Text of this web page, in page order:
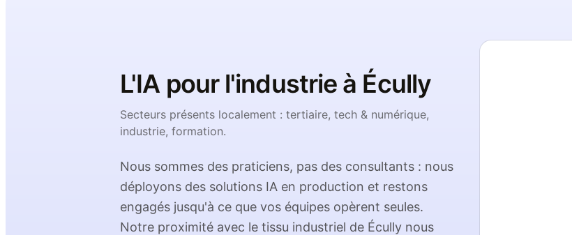
L'IA pour l'industrie à Écully
Secteurs présents localement : tertiaire, tech & numérique,
industrie, formation.
Nous sommes des praticiens, pas des consultants : nous
déployons des solutions IA en production et restons
engagés jusqu'à ce que vos équipes opèrent seules.
Notre proximité avec le tissu industriel de Écully nous